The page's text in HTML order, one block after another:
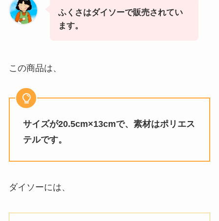
ふくさはダイソーで販売されてい
ます。
この商品は、
サイズが20.5cm×13cmで、素材はポリエス
テルです。
ダイソーには、